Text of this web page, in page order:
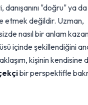
"doğru" ya
etmek değildir. Uzman,
nasıl bir anlam
içinde şekillendiğini
kişinin kendisine
bir perspektifle